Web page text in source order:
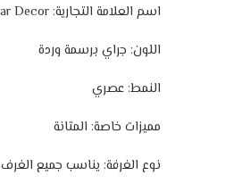
اسم العلامة التجارية: Jawar Decor
اللون: جراي برسمة وردة
النمط: عصري
مميزات خاصة: المتانة
نوع الغرفة: يناسب جميع الغرف